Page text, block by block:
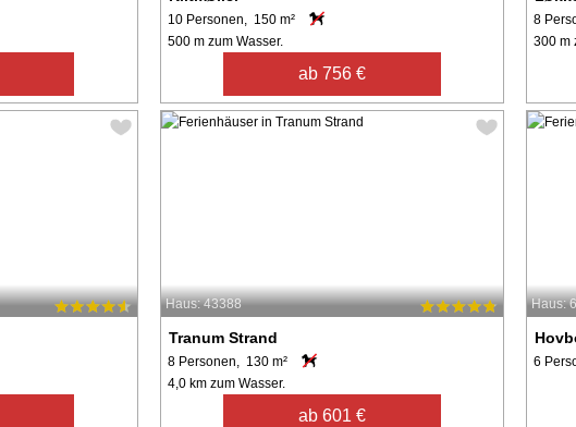
10 Personen, 150 m²
500 m zum Wasser.
ab 756 €
8
300 m
Haus: 43388
Tranum Strand
8 Personen, 130 m²
4,0 km zum Wasser.
ab 601 €
Haus:
6